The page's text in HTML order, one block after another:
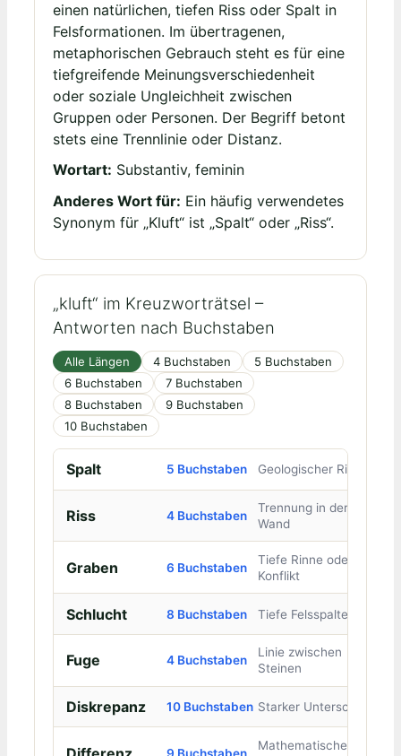
einen natürlichen, tiefen Riss oder Spalt in
Felsformationen. Im übertragenen,
metaphorischen Gebrauch steht es für eine
tiefgreifende Meinungsverschiedenheit
oder soziale Ungleichheit zwischen
Gruppen oder Personen. Der Begriff betont
stets eine Trennlinie oder Distanz.
Wortart: Substantiv, feminin
Anderes Wort für: Ein häufig verwendetes
Synonym für „Kluft“ ist „Spalt“ oder „Riss“.
„kluft“ im Kreuzworträtsel –
Antworten nach Buchstaben
Alle Längen 4 Buchstaben
5 Buchstaben
6 Buchstaben
7 Buchstaben
8 Buchstaben
9 Buchstaben
10 Buchstaben
Spalt 5 Buchstaben Geologischer Riss
Riss 4 Buchstaben
Trennung in der
Wand
Graben 6 Buchstaben
Tiefe Rinne oder
Konflikt
Schlucht 8 Buchstaben Tiefe Felsspalte
Fuge 4 Buchstaben
Linie zwischen
Steinen
Diskrepanz 10 Buchstaben Starker Unterschied
Mathematische